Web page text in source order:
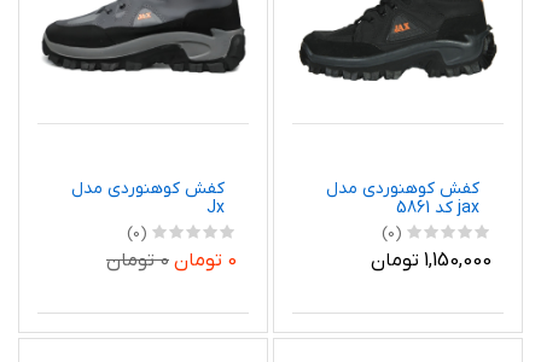
کفش کوهنوردی مدل
jax کد 5861
(0)
1,150,000 تومان
کفش کوهنوردی مدل
Jx
(0)
0 تومان 0 تومان